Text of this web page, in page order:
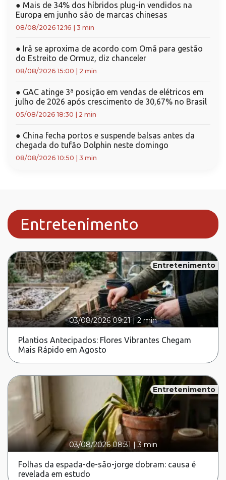
● Mais de 34% dos híbridos plug-in vendidos na
Europa em junho são de marcas chinesas
08/08/2026 12:16 3 min
● Irã se aproxima de acordo com Omã para gestão
do Estreito de Ormuz, diz chanceler
08/08/2026 15:00 2 min
● GAC atinge 3ª posição em vendas de elétricos em
julho de 2026 após crescimento de 30,67% no Brasil
05/08/2026 18:30 2 min
● China fecha portos e suspende balsas antes da
chegada do tufão Dolphin neste domingo
08/08/2026 10:50 3 min
Entretenimento
Entretenimento
03/08/2026 09:21|2 min
Plantios Antecipados: Flores Vibrantes Chegam
Mais Rápido em Agosto
Entretenimento
03/08/2026 08:31 |3 min
Folhas da espada-de-são-jorge dobram: causa é
revelada em estudo